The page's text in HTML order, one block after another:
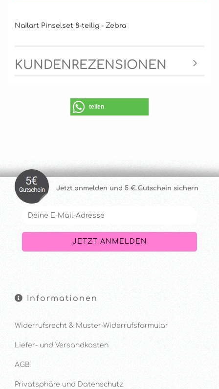
Nailart Pinselset 8-teilig - Zebra
KUNDENREZENSIONEN
teilen
Jetzt anmelden und 5 € Gutschein sichern
Informationen
Widerrufsrecht & Muster-Widerrufsformular
Liefer- und Versandkosten
AGB
Privatsphäre und Datenschutz